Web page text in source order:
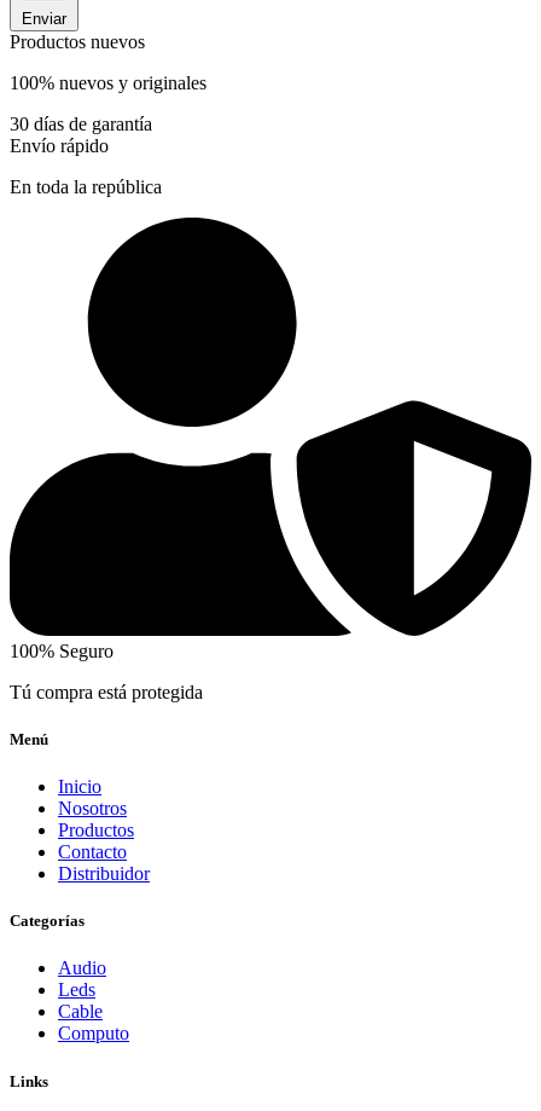
Enviar
Productos nuevos
100% nuevos y originales
30 días de garantía
Envío rápido
En toda la república
100% Seguro
Tú compra está protegida
Menú
Inicio
Nosotros
Productos
Contacto
Distribuidor
Categorías
Audio
Leds
Cable
Computo
Links